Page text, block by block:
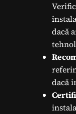
dacă
dacă